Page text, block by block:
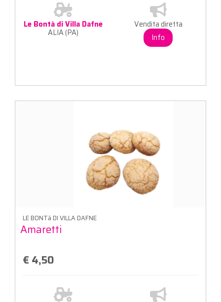
Le Bontà di Villa Dafne
ALIA (PA)
Vendita diretta
Info
LE BONTà DI VILLA DAFNE
Amaretti
€ 4,50